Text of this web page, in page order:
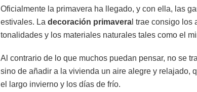
Oficialmente la primavera ha llegado, y con ella, las
estivales. La decoración primavera l trae consigo
tonalidades y los materiales naturales tales como el
Al contrario de lo que muchos puedan pensar, no se
sino de añadir a la vivienda un aire alegre y relajado,
el largo invierno y los días de frío.